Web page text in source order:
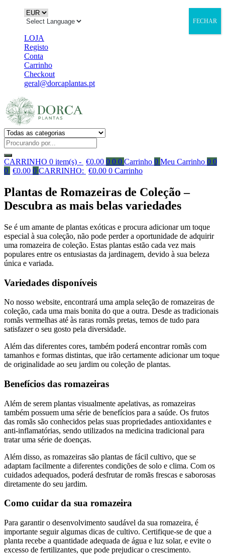
LOJA
Registo
Conta
Carrinho
Checkout
geral@dorcaplantas.pt
CARRINHO 0 item(s) - €0.00 0 0 0 Carrinho 0 Meu Carrinho 0 0
0 €0.00 0 CARRINHO: €0.00 0 Carrinho
Plantas de Romazeiras de Coleção –
Descubra as mais belas variedades
Se é um amante de plantas exóticas e procura adicionar um toque
especial à sua coleção, não pode perder a oportunidade de adquirir
uma romazeira de coleção. Estas plantas estão cada vez mais
populares entre os entusiastas da jardinagem, devido à sua beleza
única e variada.
Variedades disponíveis
No nosso website, encontrará uma ampla seleção de romazeiras de
coleção, cada uma mais bonita do que a outra. Desde as tradicionais
romãs vermelhas até às raras romãs pretas, temos de tudo para
satisfazer o seu gosto pela diversidade.
Além das diferentes cores, também poderá encontrar romãs com
tamanhos e formas distintas, que irão certamente adicionar um toque
de originalidade ao seu jardim ou coleção de plantas.
Benefícios das romazeiras
Além de serem plantas visualmente apelativas, as romazeiras
também possuem uma série de benefícios para a saúde. Os frutos
das romãs são conhecidos pelas suas propriedades antioxidantes e
anti-inflamatórias, sendo utilizados na medicina tradicional para
tratar uma série de doenças.
Além disso, as romazeiras são plantas de fácil cultivo, que se
adaptam facilmente a diferentes condições de solo e clima. Com os
cuidados adequados, poderá desfrutar de romãs frescas e saborosas
diretamente do seu jardim.
Como cuidar da sua romazeira
Para garantir o desenvolvimento saudável da sua romazeira, é
importante seguir algumas dicas de cultivo. Certifique-se de que a
planta recebe a quantidade adequada de água e luz solar, e evite o
excesso de fertilizantes, que pode prejudicar o crescimento.
FECHAR